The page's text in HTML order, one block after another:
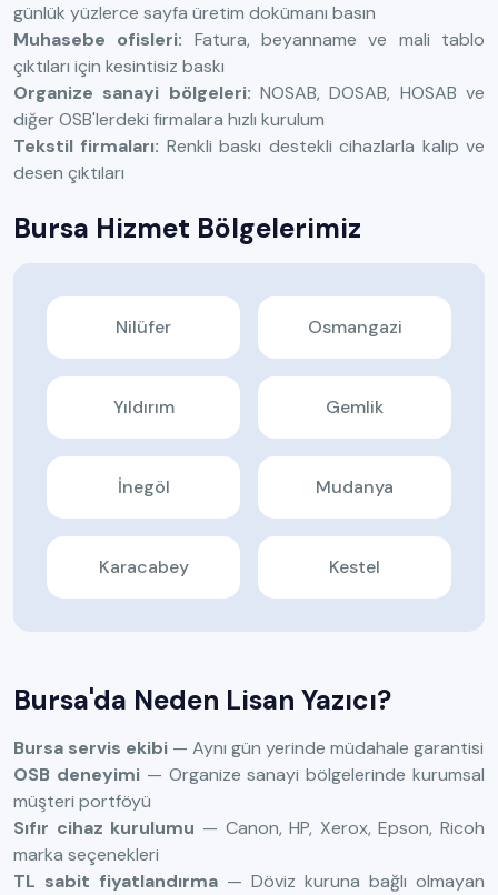
günlük yüzlerce sayfa üretim dokümanı basın
Muhasebe ofisleri: Fatura, beyanname ve mali tablo
çıktıları için kesintisiz baskı
Organize sanayi bölgeleri: NOSAB, DOSAB, HOSAB ve
diğer OSB'lerdeki firmalara hızlı kurulum
Tekstil firmaları: Renkli baskı destekli cihazlarla kalıp ve
desen çıktıları
Bursa Hizmet Bölgelerimiz
Nilüfer Osmangazi
Yıldırım Gemlik
İnegöl Mudanya
Karacabey Kestel
Bursa'da Neden Lisan Yazıcı?
Bursa servis ekibi — Aynı gün yerinde müdahale garantisi
OSB deneyimi— Organize sanayi bölgelerinde kurumsal
müşteri portföyü
Sıfır cihaz kurulumu — Canon, HP, Xerox, Epson, Ricoh
marka seçenekleri
TL sabit fiyatlandırma — Döviz kuruna bağlı olmayan